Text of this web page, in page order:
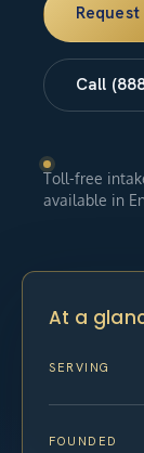
Call
Toll-free
available in
At a
SERVING
FOUNDED